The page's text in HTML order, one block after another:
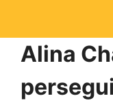
Alina